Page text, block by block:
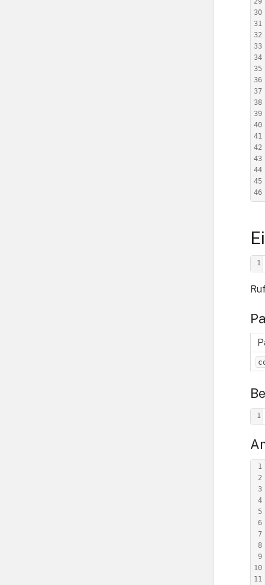
30
31
32
33
34
35
36
37
38
39
40
41
42
43
44
45
46
1
1
1
2
3
4
5
6
7
8
9
10
11